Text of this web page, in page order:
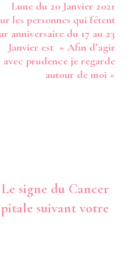
Lune du 20 Janvier 2021
les personnes qui fêtent
anniversaire du 17 au 23
Janvier est » Afin d’agir
avec prudence je regarde
autour de moi »
signe du Cancer
suivant votre